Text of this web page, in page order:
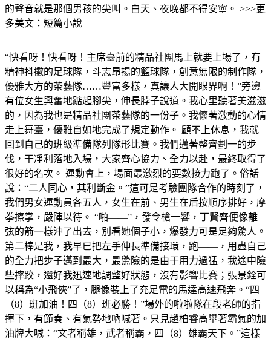
的聲音就是那個男孩的尖叫。白天、夜晚都不得安寧。 >>>更
多美文：短篇小說
“快看呀！快看呀！主席臺前的精品社團馬上就要上場了，有
精神抖擻的足球隊，斗志昂揚的籃球隊，創意無限的制作隊，
優雅大方的茶藝隊……豐富多樣，真讓人大開眼界啊！”旁邊
有位女生興奮地踮起腳尖，伸長脖子說道。我心里聽著美滋滋
的，因為我也是精品社團茶藝隊的一份子。我懷著激動的心情
走上舞臺，優雅自如地完成了規定動作。 顧不上休息，我就
回到自己的班級準備隊列隊形比賽。我們邁著整齊劃一的步
伐，干凈利落地入場，大家齊心協力、全力以赴，最終取得了
很好的名次。 運動會上，場面最激烈的要數接力跑了。俗話
說：“二人同心，其利斷金。”這可是考驗團隊合作的時刻了，
我們男女運動員各五人，女生在前、男生在后按順序排好，摩
拳擦掌，嚴陣以待。 “啪——”，發令槍一響，丁賢齊便像離
弦的箭一樣沖了出去，別看她個子小，爆發力可是足夠驚人。
第二棒是我，我早已把左手伸長準備接環，跑——，用盡自己
的全力把步子邁到最大，最驚險的是由于用力過猛，我途中險
些摔跤，還好我迅速地調整好狀態，沒有影響比賽；張景銓可
以稱為“小飛俠”了，腿像裝上了充足電的馬達高速飛奔。“四
（8）班加油！四（8）班必勝！”場外的啦啦隊在段老師的指
揮下，有節奏、有氣勢地吶喊著。只見趙柏睿高舉著霸氣的加
油牌大喊：“文者稱雄，武者稱霸，四（8）雄霸天下。”這樣